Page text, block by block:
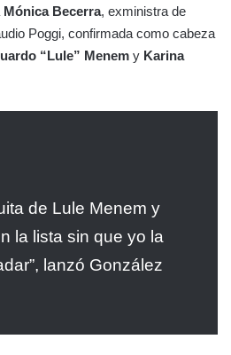
Mónica Becerra, exministra de
Poggi, confirmada como cabeza
“Lule” Menem y Karina
de Lule Menem y
la lista sin que yo la
lanzó González